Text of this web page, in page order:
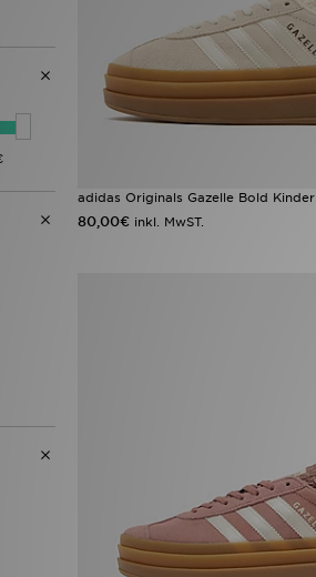
adidas Originals Gazelle Bold Kinder
80,00€ inkl. MwST.